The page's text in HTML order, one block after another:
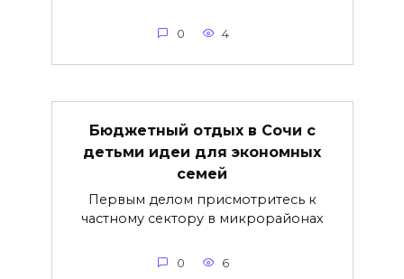
0 4
Бюджетный отдых в Сочи с
детьми идеи для экономных
семей
Первым делом присмотритесь к
частному сектору в микрорайонах
0 6